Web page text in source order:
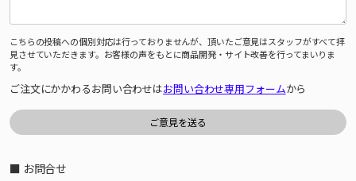
こちらの投稿への個別対応は行っておりませんが、頂いたご意見はスタッフがすべて拝
見させていただきます。お客様の声をもとに商品開発・サイト改善を行ってまいりま
す。
ご注文にかかわるお問い合わせはお問い合わせ専用フォームから
■ お問合せ